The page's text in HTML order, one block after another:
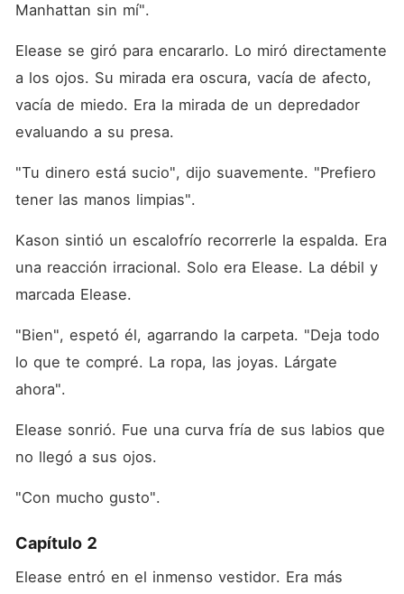
Manhattan sin mí".
Elease se giró para encararlo. Lo miró directamente
a los ojos. Su mirada era oscura, vacía de afecto,
vacía de miedo. Era la mirada de un depredador
evaluando a su presa.
"Tu dinero está sucio", dijo suavemente. "Prefiero
tener las manos limpias".
Kason sintió un escalofrío recorrerle la espalda. Era
una reacción irracional. Solo era Elease. La débil y
marcada Elease.
"Bien", espetó él, agarrando la carpeta. "Deja todo
lo que te compré. La ropa, las joyas. Lárgate
ahora".
Elease sonrió. Fue una curva fría de sus labios que
no llegó a sus ojos.
"Con mucho gusto".
Capítulo 2
Elease entró en el inmenso vestidor. Era más